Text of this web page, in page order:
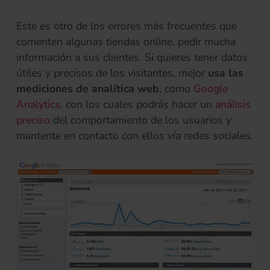
Este es otro de los errores más frecuentes que
comenten algunas tiendas online, pedir mucha
información a sus clientes. Si quieres tener datos
útiles y precisos de los visitantes, mejor usa las
mediciones de analítica web, como Google
Analytics(se abre en una pestaña nueva)
, con los cuales podrás hacer un análisis
preciso del comportamiento de los usuarios y
mantente en contacto con ellos vía redes sociales.